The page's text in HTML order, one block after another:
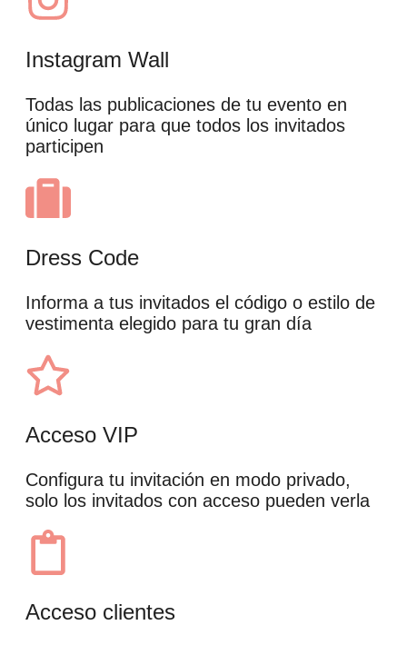
Instagram Wall
Todas las publicaciones de tu evento en
único lugar para que todos los invitados
participen
Dress Code
Informa a tus invitados el código o estilo de
vestimenta elegido para tu gran día
Acceso VIP
Configura tu invitación en modo privado,
solo los invitados con acceso pueden verla
Acceso clientes